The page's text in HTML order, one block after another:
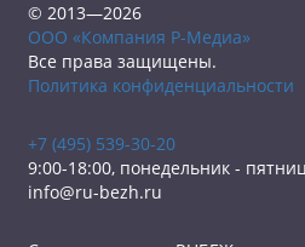
© 2013—2026
ООО «Компания Р-Медиа»
Все права защищены.
Политика конфиденциальности
+7 (495) 539-30-20
9:00-18:00, понедельник -
info@ru-bezh.ru